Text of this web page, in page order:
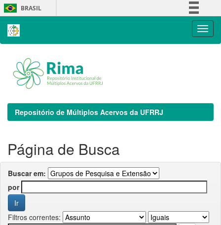
Skip
navigation
BRASIL
Repositório de Múltiplos Acervos da UFRRJ
Página de Busca
Buscar em:
por
Filtros correntes: